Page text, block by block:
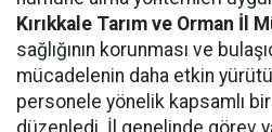
Kırıkkale Tarım ve Orman İl
sağlığının korunması ve
mücadelenin daha etkin
personele yönelik kapsamlı
düzenledi. İl genelinde görev